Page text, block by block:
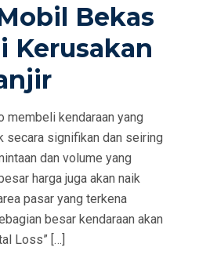
T
D
O
N
Bekas
Kerusakan
membeli kendaraan yang
secara signifikan dan seiring
dan volume yang
harga juga akan naik
pasar yang terkena
besar kendaraan akan
Loss” […]